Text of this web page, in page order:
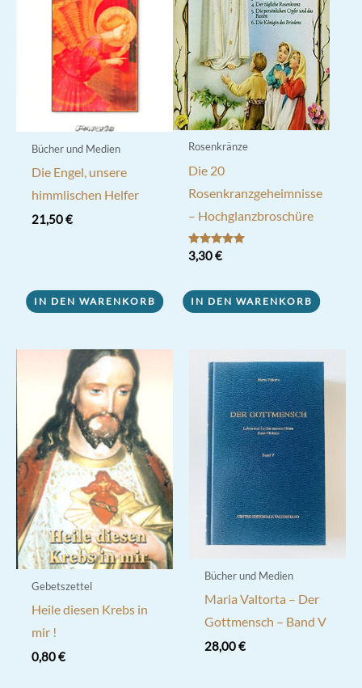
Bücher und Medien
Die Engel, unsere
himmlischen Helfer
21,50€
IN DEN WARENKORB
Rosenkränze
Die 20
Rosenkranzgeheimnisse
– Hochglanzbroschüre
Bewertet mit
5.00
3,30€
IN DEN WARENKORB
Gebetszettel
Heile diesen Krebs in
mir !
0,80€
Bücher und Medien
Maria Valtorta – Der
Gottmensch – Band V
28,00€